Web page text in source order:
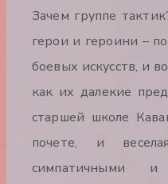
Зачем группе
герои и героини –
боевых искусств, и
как их далекие
старшей школе
почете, и
симпатичными и